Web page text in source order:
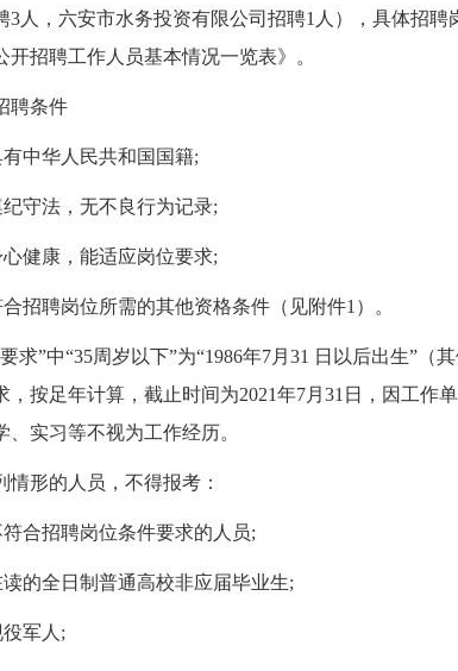
3人，六安市水务投资有限公司招聘1人），具体招
开招聘工作人员基本情况一览表》。
条件
华人民共和国国籍;
法，无不良行为记录;
康，能适应岗位要求;
聘岗位所需的其他资格条件（见附件1）。
”中“35周岁以下”为“1986年7月31 日以后出生”（
，按足年计算，截止时间为2021年7月31日，因工作
、实习等不视为工作经历。
形的人员，不得报考：
招聘岗位条件要求的人员;
全日制普通高校非应届毕业生;
军人;